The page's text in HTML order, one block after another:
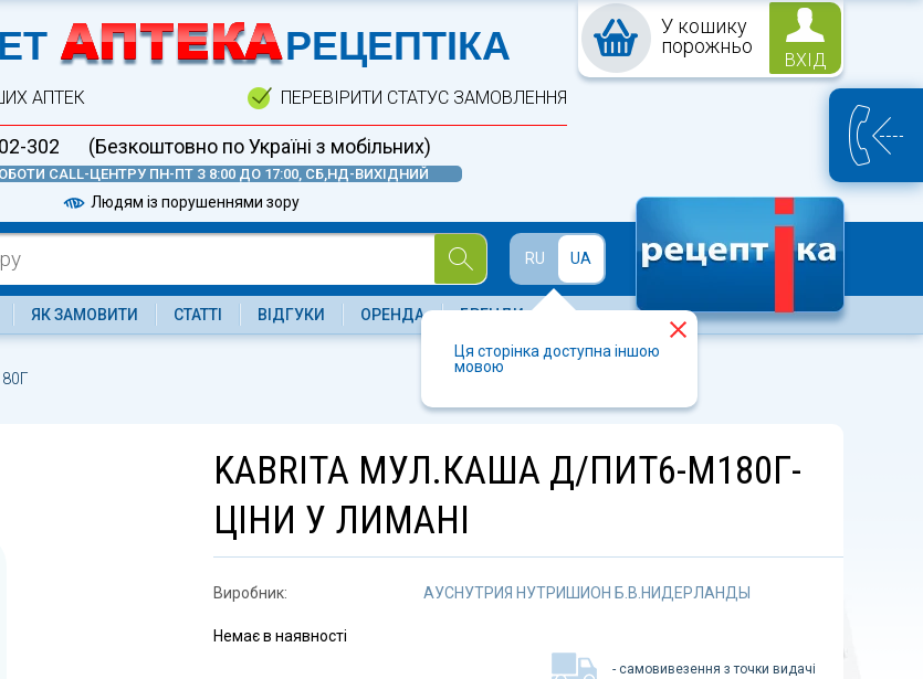
У кошику
порожньо
ВХІД
АПТЕКА
РЕЦЕПТІКА
АПТЕК ПЕРЕВІРИТИ СТАТУС ЗАМОВЛЕННЯ
302 (Безкоштовно по Україні з мобільних)
CALL-ЦЕНТРУ ПН-ПТ З 8:00 ДО 17:00, СБ,НД-ВИХІДНИЙ
Людям із порушеннями зору
RU UA
Ця сторінка доступна іншою
мовою
ЯК ЗАМОВИТИ СТАТТІ ВІДГУКИ ОРЕНДА БРЕНДИ
KABRITA МУЛ.КАША Д/ПИТ6-М180Г-
ЦІНИ У ЛИМАНІ
Виробник: АУСНУТРИЯ НУТРИШИОН Б.В.НИДЕРЛАНДЫ
Немає в наявності
- самовивезення з точки видачі